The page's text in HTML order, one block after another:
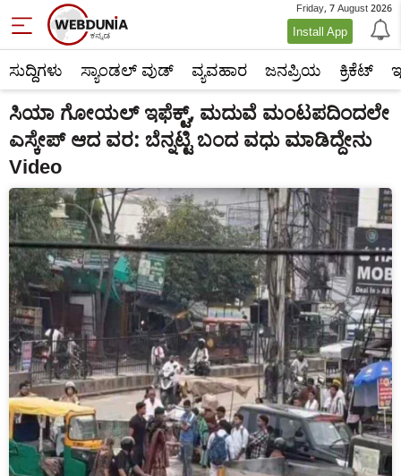
Friday, 7 August 2026
Install App
ಸುದ್ದಿಗಳು ಸ್ಯಾಂಡಲ್ ವುಡ್ ವ್ಯವಹಾರ ಜನಪ್ರಿಯ ಕ್ರಿಕೆಟ್‌
ಸಿಯಾ ಗೋಯಲ್ ಇಫೆಕ್ಟ್, ಮದುವೆ ಮಂಟಪದಿಂದಲೇ
ಎಸ್ಕೇಪ್ ಆದ ವರ: ಬೆನ್ನಟ್ಟಿ ಬಂದ ವಧು ಮಾಡಿದ್ದೇನು
Video